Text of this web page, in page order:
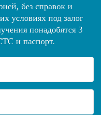
без справок и
условиях под залог
понадобятся 3
и паспорт.